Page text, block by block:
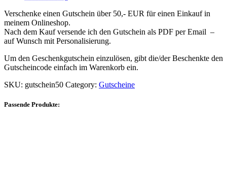
Verschenke einen Gutschein über 50,- EUR für einen Einkauf in
meinem Onlineshop.
Nach dem Kauf versende ich den Gutschein als PDF per Email –
auf Wunsch mit Personalisierung.
Um den Geschenkgutschein einzulösen, gibt die/der Beschenkte den
Gutscheincode einfach im Warenkorb ein.
SKU: gutschein50 Category: Gutscheine
Passende Produkte: